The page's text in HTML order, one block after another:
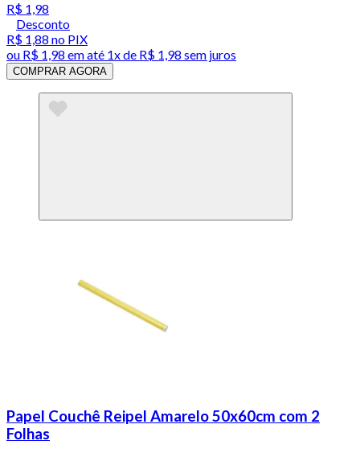
R$ 1,98
Desconto
R$ 1,88 no PIX
ou R$ 1,98 em até 1x de R$ 1,98 sem juros
COMPRAR AGORA
Papel Couchê Reipel Amarelo 50x60cm com 2
Folhas